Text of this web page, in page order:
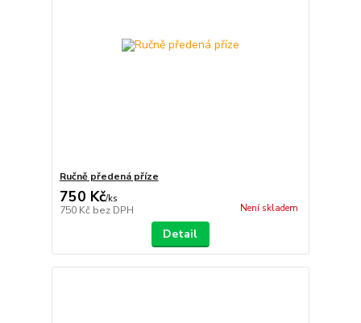
Ručně předená příze
750 Kč/ks
750 Kč bez DPH Není skladem
Detail